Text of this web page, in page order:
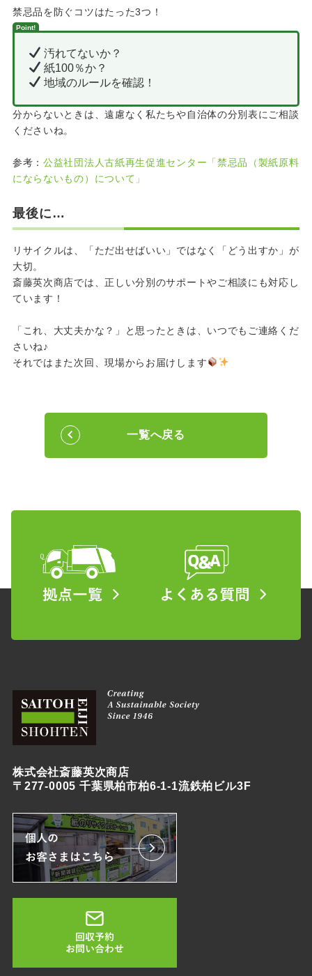
禁忌品を防ぐコツはたった3つ！
Point!
汚れてないか？
紙100％か？
地域のルールを確認！
分からないときは、遠慮なく私たちや自治体の分別表にご相談
くださいね。
参考：公益社団法人古紙再生促進センター「禁忌品（製紙原料
にならないもの）について」
最後に…
リサイクルは、「ただ出せばいい」ではなく「どう出すか」が
大切。
斎藤英次商店では、正しい分別のサポートやご相談にも対応し
ています！
「これ、大丈夫かな？」と思ったときは、いつでもご連絡くだ
さいね♪
それではまた次回、現場からお届けします
一覧へ戻る
株式会社斎藤英次商店
〒277-0005 千葉県柏市柏6-1-1流鉄柏ビル3F